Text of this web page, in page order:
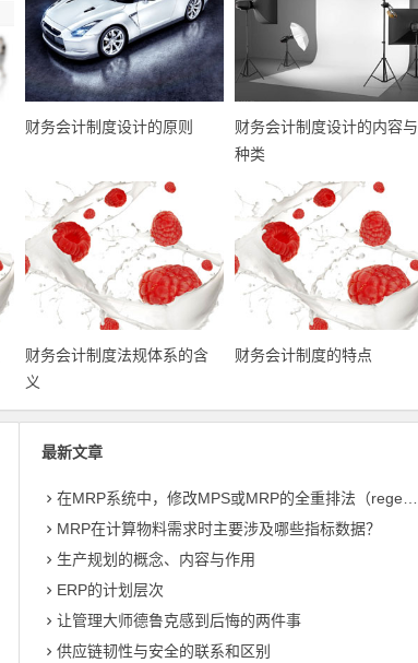
财务会计制度设计的原则
财务会计制度设计的内容与
种类
财务会计制度法规体系的含
义
财务会计制度的特点
最新文章
在MRP系统中，修改MPS或MRP的全重排法（regeneration）和净改变法？
MRP在计算物料需求时主要涉及哪些指标数据？
生产规划的概念、内容与作用
ERP的计划层次
让管理大师德鲁克感到后悔的两件事
供应链韧性与安全的联系和区别